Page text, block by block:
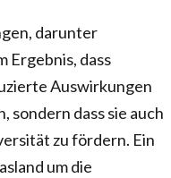
darunter
Ergebnis, dass
Auswirkungen
sondern dass sie auch
zu fördern. Ein
um die